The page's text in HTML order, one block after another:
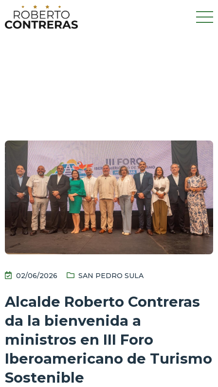
02/06/2026 SAN PEDRO SULA
Alcalde Roberto Contreras
da la bienvenida a
ministros en III Foro
Iberoamericano de Turismo
Sostenible